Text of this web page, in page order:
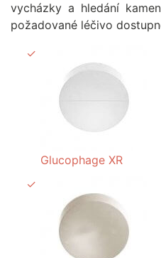
vycházky a hledání
požadované léčivo
Glucophage XR